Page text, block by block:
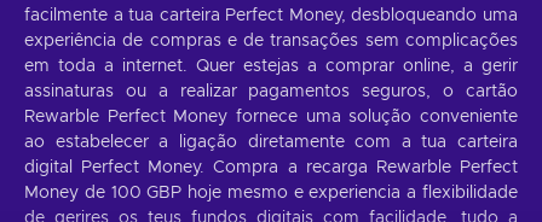
facilmente a tua carteira Perfect Money, desbloqueando uma
experiência de compras e de transações sem complicações
em toda a internet. Quer estejas a comprar online, a gerir
assinaturas ou a realizar pagamentos seguros, o cartão
Rewarble Perfect Money fornece uma solução conveniente
ao estabelecer a ligação diretamente com a tua carteira
digital Perfect Money. Compra a recarga Rewarble Perfect
Money de 100 GBP hoje mesmo e experiencia a flexibilidade
de gerires os teus fundos digitais com facilidade, tudo a